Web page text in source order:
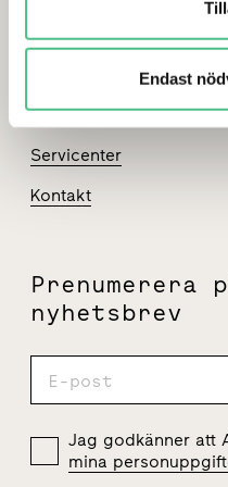
Endast
Investerare
Jobba hos oss
Servicenter
Kontakt
Prenumerera
nyhetsbrev
Jag godkänner att
mina